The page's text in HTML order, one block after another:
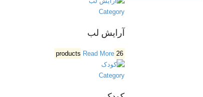
Category
آرایش لب
26 products
Read More
Category